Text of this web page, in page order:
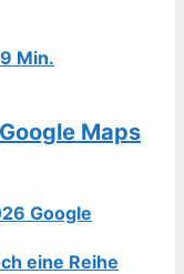
Min.
Maps
Google
eine Reihe